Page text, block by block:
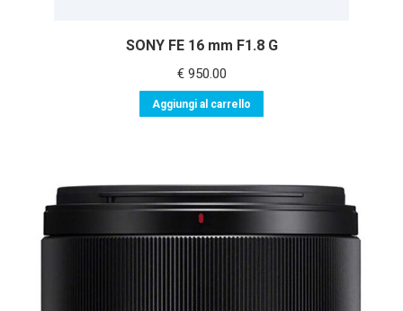
SONY FE 16 mm F1.8 G
€950.00
Aggiungi al carrello